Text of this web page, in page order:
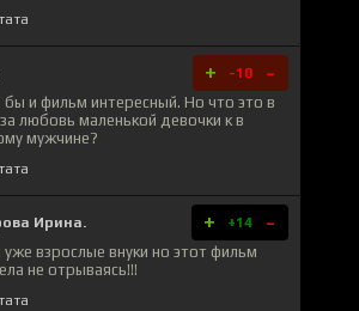
+ -10 -
и фильм интересный. Но что это в
любовь маленькой девочки к в
мужчине?
Ирина. + +14 -
уже взрослые внуки но этот фильм
не отрываясь!!!